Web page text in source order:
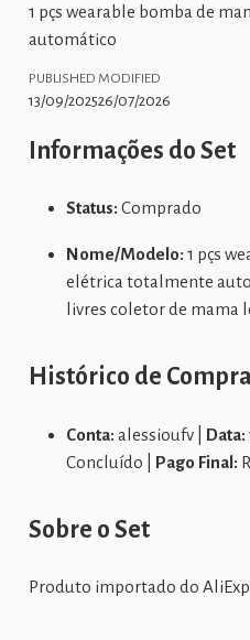
1 pçs wearable bomba de
automático
PUBLISHED
13/09/2025
MODIFIED
26/07/2026
Informações do Set
Status: Comprado
Nome/Modelo: 1 pçs
elétrica totalmente
livres coletor de mama
Histórico de
Conta: alessioufv | Data:
Concluído | Pago Final:
Sobre o Set
Produto importado do